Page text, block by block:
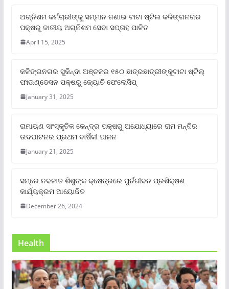
ଅଗ୍ନିଶମ କର୍ମଚାରୀଙ୍କୁ ସମ୍ମାନ ଜଣାଇ ଟାଟା ଷ୍ଟିଲ କଳିଙ୍ଗନଗର
ପକ୍ଷରୁ ଜାତୀୟ ଅଗ୍ନିଶମ ସେବା ସପ୍ତାହ ପାଳିତ
April 15, 2025
କଳିଙ୍ଗନଗର ସୁକିନ୍ଦା ଅଞ୍ଚଳର ୧୫୦ ଛାତ୍ରଛାତ୍ରୀଙ୍କୁଟାଟା ଷ୍ଟିଲ୍
ଫାଉଣ୍ଡେସନ ପକ୍ଷରୁ ଜ୍ୟୋତି ଫେଲୋସିପ୍‌
January 31, 2025
ରାମାୟଣ ସାଂସ୍କୃତିକ କେନ୍ଦ୍ର ପକ୍ଷରୁ ଅଯୋଧ୍ୟାରେ ରାମ ମନ୍ଦିର
ଉଦଘାଟନର ପ୍ରଥମ ବାର୍ଷିକୀ ପାଳନ
January 21, 2025
ସମ୍‌ରେ ନବଜାତ ଶିଶୁଙ୍କ କ୍ଷେତ୍ରରେ ପୁର୍ନଜୀବନ ପ୍ରଶିକ୍ଷଣ
କାର୍ଯ୍ୟକ୍ରମ ଆୟୋଜିତ
December 26, 2024
Health